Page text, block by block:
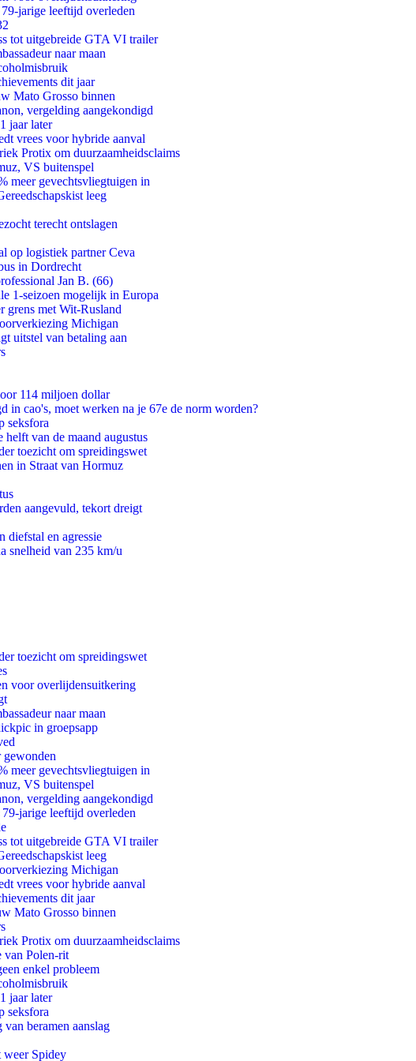
jarige leeftijd overleden
tot uitgebreide GTA VI trailer
naar maan
dit jaar
Mato Grosso binnen
vergelding aangekondigd
jaar later
vrees voor hybride aanval
Protix om duurzaamheidsclaims
VS buitenspel
meer gevechtsvliegtuigen in
leeg
terecht ontslagen
op logistiek partner Ceva
in Dordrecht
Jan B. (66)
1-seizoen mogelijk in Europa
grens met Wit-Rusland
Michigan
uitstel van betaling aan
114 miljoen dollar
in cao's, moet werken na je 67e de norm worden?
seksfora
van de maand augustus
toezicht om spreidingswet
in Straat van Hormuz
aangevuld, tekort dreigt
diefstal en agressie
snelheid van 235 km/u
toezicht om spreidingswet
voor overlijdensuitkering
naar maan
in groepsapp
gewonden
meer gevechtsvliegtuigen in
VS buitenspel
vergelding aangekondigd
jarige leeftijd overleden
tot uitgebreide GTA VI trailer
leeg
Michigan
vrees voor hybride aanval
dit jaar
Mato Grosso binnen
Protix om duurzaamheidsclaims
van Polen-rit
enkel probleem
jaar later
seksfora
beramen aanslag
Spidey